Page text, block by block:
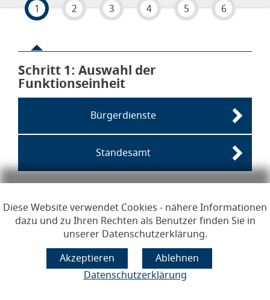
Diese Website verwendet Cookies - nähere Informationen
dazu und zu Ihren Rechten als Benutzer finden Sie in
unserer Datenschutzerklärung.
Datenschutzerklärung
1 2 3 4 5 6
Schritt 1von 6
: Auswahl der
Funktionseinheit
Bürgerdienste
Standesamt
Links zur Hilfe, Impressum, Datenschutzerklärung,
Hilfe Impressum Datenschutzerklärung
Erklärung zur Barrierefreiheit
Lizenzen
Öffnet im Dialogfenster.
Ihre Sitzung läuft aus in60Minuten
Hauptregion der Seite